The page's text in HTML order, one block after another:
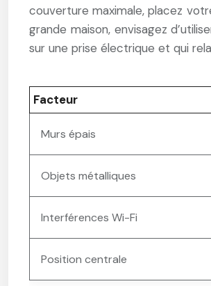
couverture maximale, placez
grande maison, envisagez
sur une prise électrique et qui
Facteur
Murs épais
Objets métalliques
Interférences Wi-Fi
Position centrale